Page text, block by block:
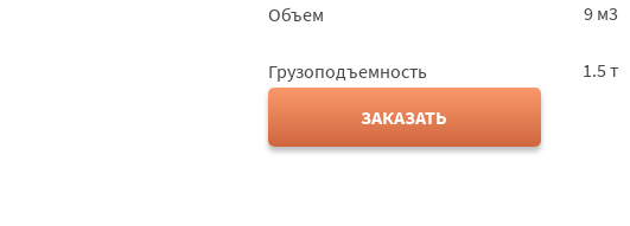
Объем 9 м3
Грузоподъемность
1.5 т
ЗАКАЗАТЬ